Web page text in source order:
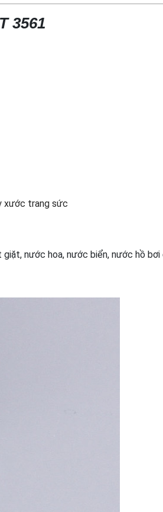
3561
xước trang sức
nước hoa, nước biển, nước hồ